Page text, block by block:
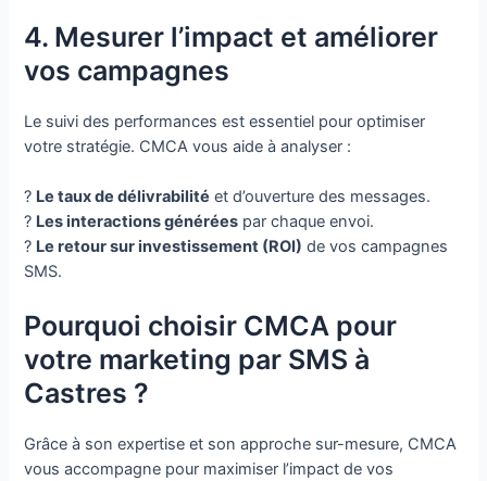
4. Mesurer l’impact et améliorer
vos campagnes
Le suivi des performances est essentiel pour optimiser
votre stratégie. CMCA vous aide à analyser :
? Le taux de délivrabilité et d’ouverture des messages.
? Les interactions générées par chaque envoi.
? Le retour sur investissement (ROI) de vos campagnes
SMS.
Pourquoi choisir CMCA pour
votre marketing par SMS à
Castres ?
Grâce à son expertise et son approche sur-mesure, CMCA
vous accompagne pour maximiser l’impact de vos